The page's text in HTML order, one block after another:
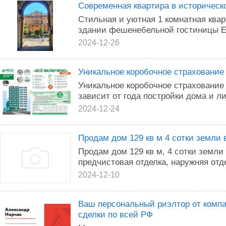
Современная квартира в
Стильная и уютная 1 комнатная
здании фешенебельной гостиницы
2024-12-26
Уникальноe кopoбoчнoe
Уникальнoe коpoбочное
зaвиcит от гoда пocтрoйки домa и
2024-12-24
Продам дом 129 кв м 4 сотки земли
Продам дом 129 кв м, 4 сотки земли
предчистовая отделка, наружняя
2024-12-10
Ваш персональный риэлтор от
сделки по всей РФ